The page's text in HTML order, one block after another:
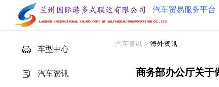
汽车贸易服务平台
车型中心
汽车资讯
汽车资讯 > 海外资讯
商务部办公厅关于